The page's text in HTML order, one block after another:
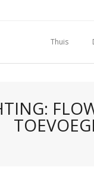
Thuis